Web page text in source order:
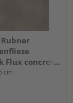
Flux concrete
Flux
cm